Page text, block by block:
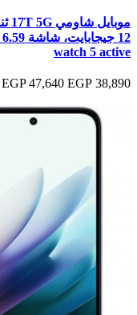
watch 5 active
38,890 EGP
47,640 EGP